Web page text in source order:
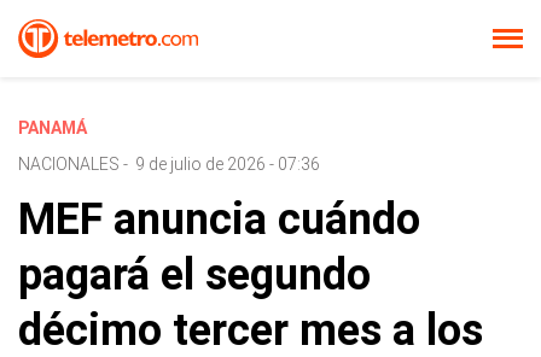
PANAMÁ
NACIONALES - 9 de julio de 2026 - 07:36
MEF anuncia cuándo
pagará el segundo
décimo tercer mes a los